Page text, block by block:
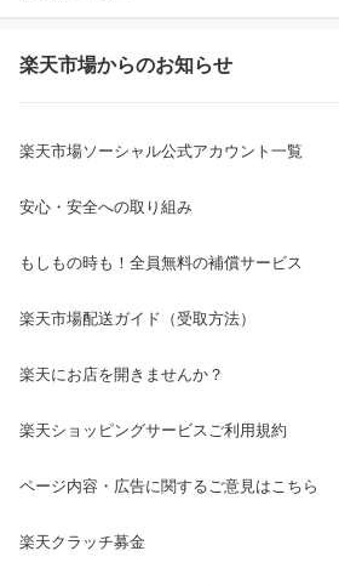
楽天市場からのお知らせ
楽天市場ソーシャル公式アカウント一覧
安心・安全への取り組み
もしもの時も！全員無料の補償サービス
楽天市場配送ガイド（受取方法）
楽天にお店を開きませんか？
楽天ショッピングサービスご利用規約
ページ内容・広告に関するご意見はこちら
楽天クラッチ募金